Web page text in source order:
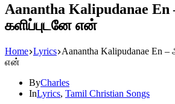
Aanantha Kalipudanae
களிப்புடனே என்
Home Lyrics Aanantha Kalipudanae En
என்
ByCharles
InLyrics, Tamil Christian Songs